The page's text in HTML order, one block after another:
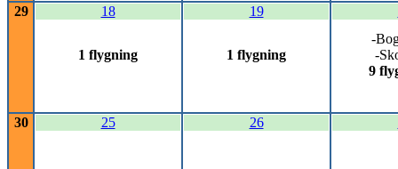
29
18
1 flygning
19
1 flygning
-
-
9
30 25 26